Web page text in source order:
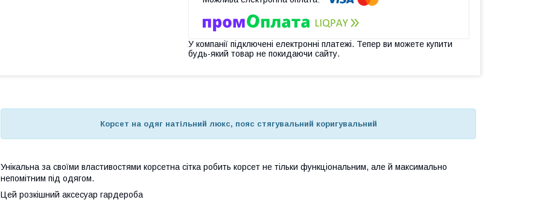
У компанії підключені електронні платежі. Тепер ви можете купити
будь-який товар не покидаючи сайту.
Корсет на одяг натільний люкс, пояс стягувальний коригувальний
Унікальна за своїми властивостями корсетна сітка робить корсет не тільки функціональним, але й максимально
непомітним під одягом.
Цей розкішний аксесуар гардероба